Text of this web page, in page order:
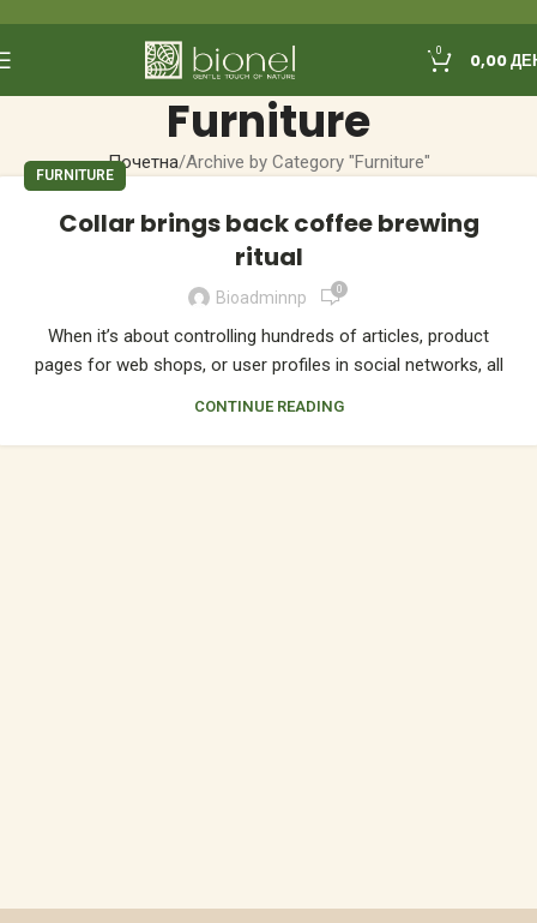
0 0,00
Furniture
Почетна Archive by Category "Furniture"
FURNITURE
Collar brings back coffee brewing
ritual
Bioadminnp 0
When it’s about controlling hundreds of articles, product
pages for web shops, or user profiles in social networks, all
CONTINUE READING